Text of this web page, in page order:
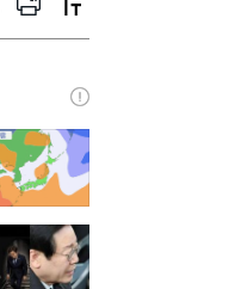
프
트
텍
트